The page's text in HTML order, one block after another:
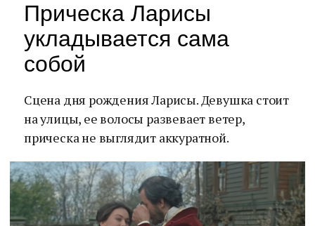
Прическа Ларисы
укладывается сама
собой
Сцена дня рождения Ларисы. Девушка стоит
на улицы, ее волосы развевает ветер,
прическа не выглядит аккуратной.